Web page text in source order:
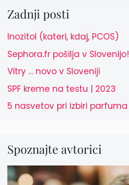
Zadnji posti
Inozitol (kateri, kdaj, PCOS)
Sephora.fr pošilja v Slovenijo!
Vitry … novo v Sloveniji
SPF kreme na testu | 2023
5 nasvetov pri izbiri parfuma
Spoznajte avtorici